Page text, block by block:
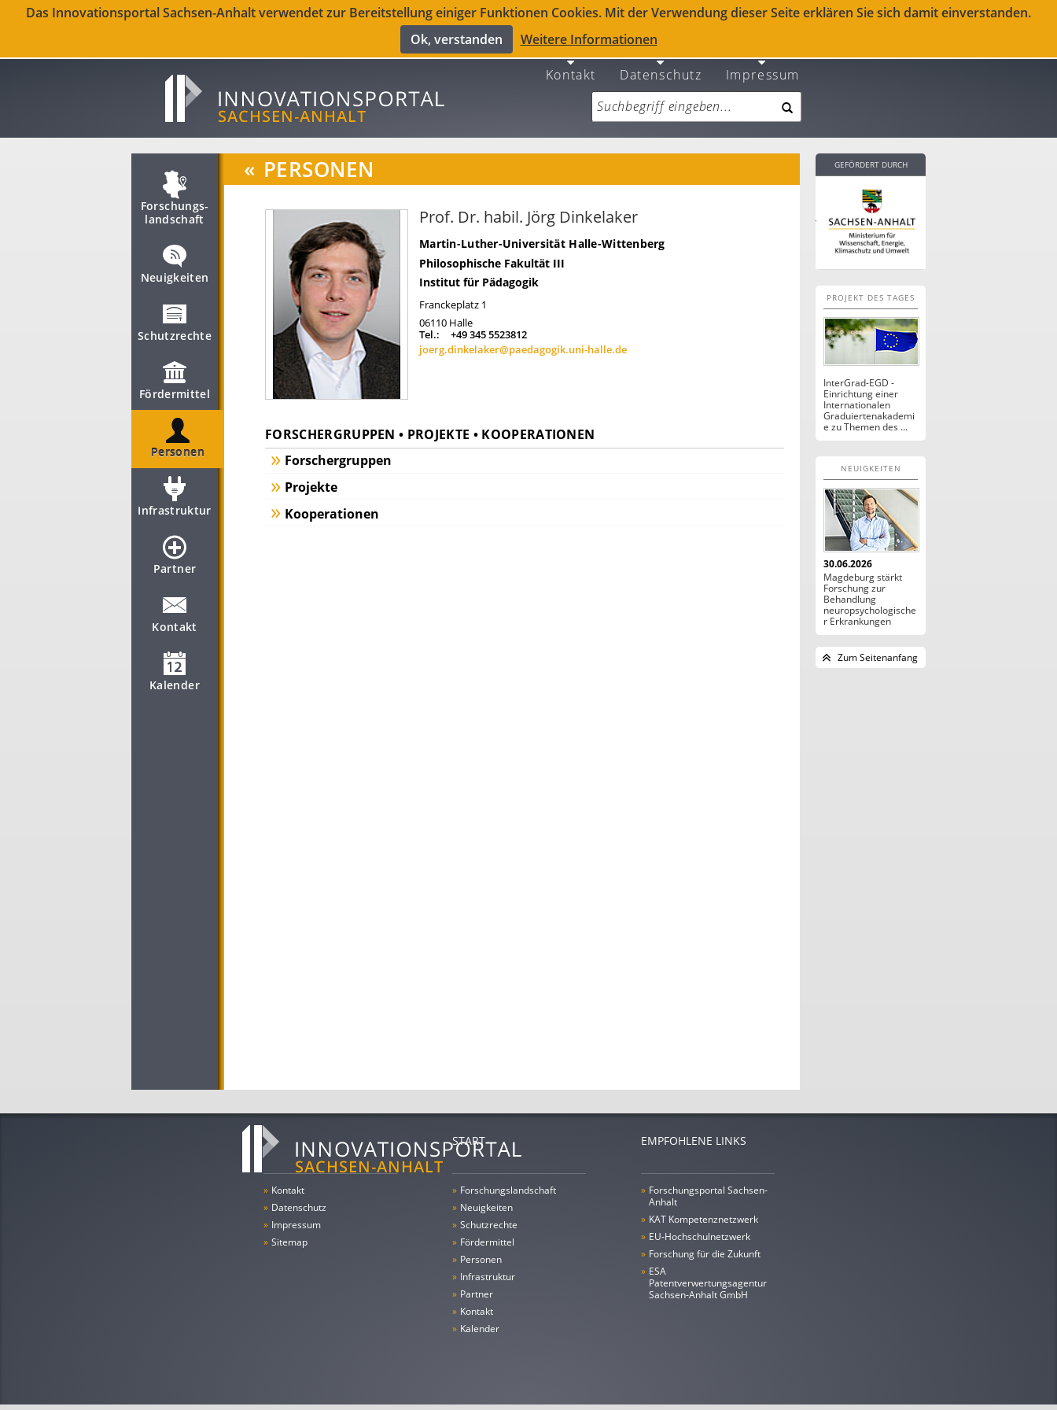
Das Innovationsportal Sachsen-Anhalt verwendet zur Bereitstellung einiger Funktionen Cookies. Mit der Verwendung dieser Seite erklären Sie sich damit einverstanden.
Ok, verstanden
Weitere Informationen
Kontakt Datenschutz Impressum
Forschungs­
landschaft
Neuigkeiten
Schutzrechte
Fördermittel
Personen
Infrastruktur
Partner
Kontakt
Kalender
« PERSONEN
Prof. Dr. habil. Jörg Dinkelaker
Martin-Luther-Universität Halle-Wittenberg
Philosophische Fakultät III
Institut für Pädagogik
Franckeplatz 1
06110 Halle
Tel.:
+49 345 5523812
joerg.dinkelaker@paedagogik.uni-halle.de
FORSCHERGRUPPEN • PROJEKTE • KOOPERATIONEN
Forschergruppen
Projekte
Kooperationen
GEFÖRDERT DURCH
PROJEKT DES TAGES
InterGrad-EGD -
Einrichtung einer
Internationalen
Graduiertenakademi
e zu Themen des ...
NEUIGKEITEN
30.06.2026
Magdeburg stärkt
Forschung zur
Behandlung
neuropsychologische
r Erkrankungen
Zum Seitenanfang
» Kontakt
» Datenschutz
» Impressum
» Sitemap
START
» Forschungs­landschaft
» Neuigkeiten
» Schutzrechte
» Fördermittel
» Personen
» Infrastruktur
» Partner
» Kontakt
» Kalender
EMPFOHLENE LINKS
» Forschungsportal Sachsen-
Anhalt
» KAT Kompetenznetzwerk
» EU-Hochschulnetzwerk
» Forschung für die Zukunft
» ESA
Patentverwertungsagentur
Sachsen-Anhalt GmbH